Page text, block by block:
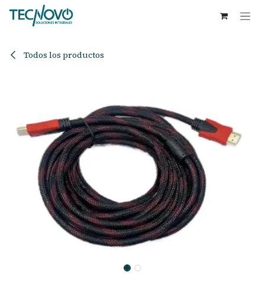
Ir al contenido
Todos los productos